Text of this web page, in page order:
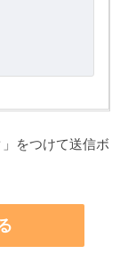
をつけて送信ボ